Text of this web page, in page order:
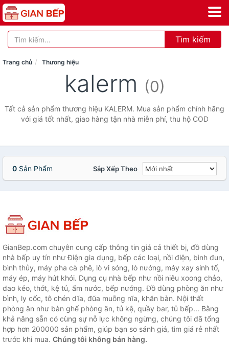
Tìm kiếm
Trang chủ Thương hiệu
kalerm (0)
Tất cả sản phẩm thương hiệu KALERM. Mua sản phẩm chính hãng
với giá tốt nhất, giao hàng tận nhà miễn phí, thu hộ COD
0 Sản Phẩm Sắp Xếp Theo
GianBep.com chuyên cung cấp thông tin giá cả thiết bị, đồ dùng
nhà bếp uy tín như Điện gia dụng, bếp các loại, nồi điện, bình đun,
bình thủy, máy pha cà phê, lò vi sóng, lò nướng, máy xay sinh tố,
máy ép, máy hút khói. Dụng cụ nhà bếp như nồi niêu xoong chảo,
dao kéo, thớt, kệ tủ, ấm nước, bếp nướng. Đồ dùng phòng ăn như
bình, ly cốc, tô chén dĩa, đũa muỗng nĩa, khăn bàn. Nội thất
phòng ăn như bàn ghế phòng ăn, tủ kệ, quầy bar, tủ bếp... Bằng
khả năng sẵn có cùng sự nỗ lực không ngừng, chúng tôi đã tổng
hợp hơn 200000 sản phẩm, giúp bạn so sánh giá, tìm giá rẻ nhất
trước khi mua. Chúng tôi không bán hàng.